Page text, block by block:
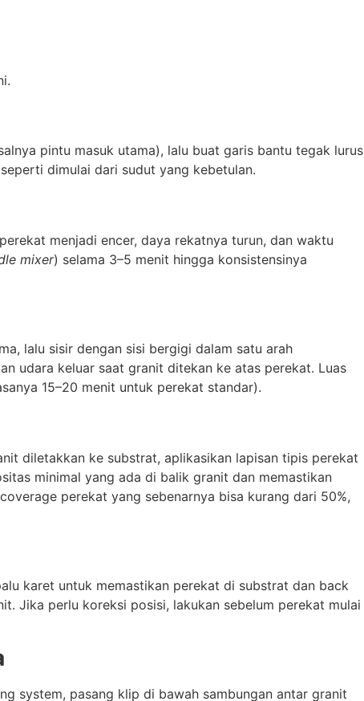
pintu masuk utama), lalu buat garis bantu tegak lurus
dimulai dari sudut yang kebetulan.
menjadi encer, daya rekatnya turun, dan waktu
mixer) selama 3–5 menit hingga konsistensinya
lalu sisir dengan sisi bergigi dalam satu arah
udara keluar saat granit ditekan ke atas perekat. Luas
15–20 menit untuk perekat standar).
diletakkan ke substrat, aplikasikan lapisan tipis perekat
minimal yang ada di balik granit dan memastikan
perekat yang sebenarnya bisa kurang dari 50%,
karet untuk memastikan perekat di substrat dan back
Jika perlu koreksi posisi, lakukan sebelum perekat mulai
system, pasang klip di bawah sambungan antar granit